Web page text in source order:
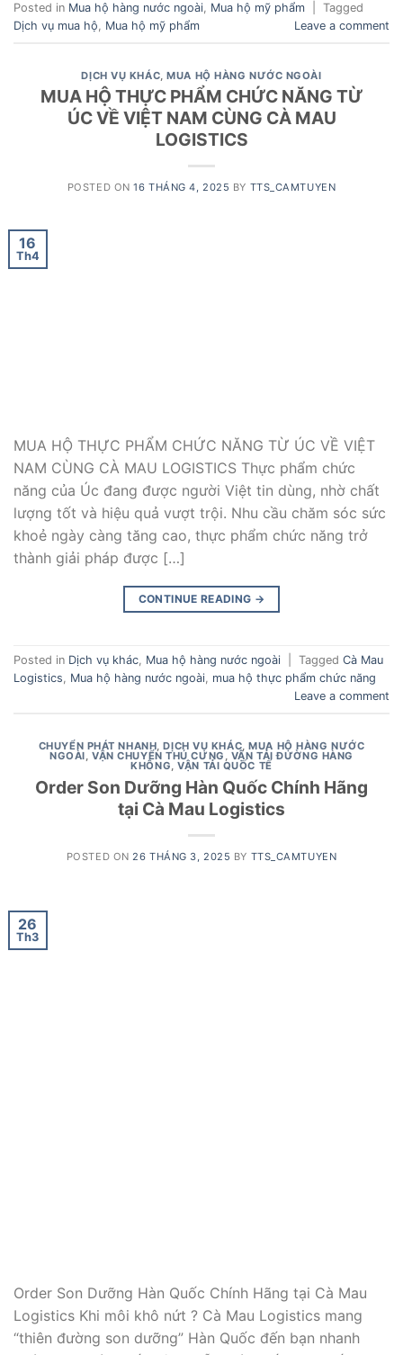
Posted in Mua hộ hàng nước ngoài, Mua hộ mỹ phẩm
Tagged
Dịch vụ mua hộ, Mua hộ mỹ phẩm Leave a comment
DỊCH VỤ KHÁC ,MUA HỘ HÀNG NƯỚC NGOÀI
MUA HỘ THỰC PHẨM CHỨC NĂNG TỪ
ÚC VỀ VIỆT NAM CÙNG CÀ MAU
LOGISTICS
POSTED ON16 THÁNG 4, 2025 BY TTS_CAMTUYEN
16
Th4
MUA HỘ THỰC PHẨM CHỨC NĂNG TỪ ÚC VỀ VIỆT
NAM CÙNG CÀ MAU LOGISTICS Thực phẩm chức
năng của Úc đang được người Việt tin dùng, nhờ chất
lượng tốt và hiệu quả vượt trội. Nhu cầu chăm sóc sức
khoẻ ngày càng tăng cao, thực phẩm chức năng trở
thành giải pháp được […]
CONTINUE READING →
Posted in Dịch vụ khác, Mua hộ hàng nước ngoài Tagged Cà Mau
Logistics, Mua hộ hàng nước ngoài, mua hộ thực phẩm chức năng
Leave a comment
CHUYỂN PHÁT NHANH,DỊCH VỤ KHÁC,MUA HỘ HÀNG NƯỚC
NGOÀI,VẬN CHUYỂN THÚ CƯNG , VẬN TẢI ĐƯỜNG HÀNG
KHÔNG,VẬN TẢI QUỐC TẾ
Order Son Dưỡng Hàn Quốc Chính Hãng
tại Cà Mau Logistics
POSTED ON 26 THÁNG 3, 2025 BY TTS_CAMTUYEN
26
Th3
Order Son Dưỡng Hàn Quốc Chính Hãng tại Cà Mau
Logistics Khi môi khô nứt ? Cà Mau Logistics mang
“thiên đường son dưỡng” Hàn Quốc đến bạn nhanh